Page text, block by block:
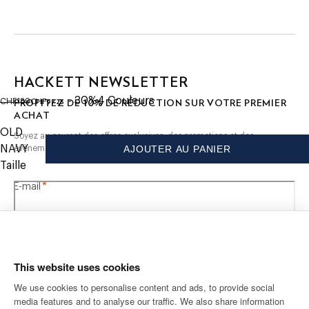
This website uses cookies
We use cookies to personalise content and ads, to provide social
media features and to analyse our traffic. We also share information
Pas de blanchiment
Ne pas sécher en tambour
Repassage au fer chaud, 150 °C maximum
Nettoyage à sec autorisé
COMPOSITION
100% Lin
CHF139
original price CHF139
CHF97.25
current price CHF97.25
- 30%4 Couleurs
OLD
NAVY
Taille
AJOUTER AU PANIER
HACKETT NEWSLETTER
PROFITEZ DE10%DE RÉDUCTION SUR VOTRE PREMIER
ACHAT
Soyez au courant des offres exclusives, des promotions et des
évènements.
E-mail *
ADRESSE POSTALE LANGUE